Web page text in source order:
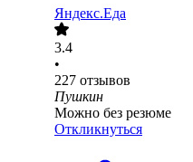
Яндекс.Еда
3.4
•
227 отзывов
Пушкин
Можно без резюме
Откликнуться